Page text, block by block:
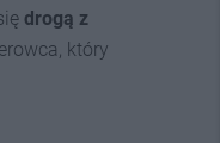
drogą z
który